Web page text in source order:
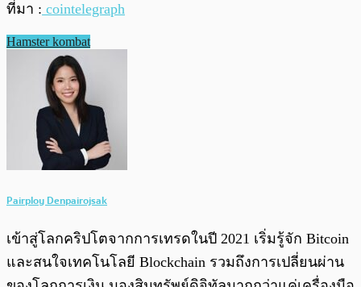
ที่มา : cointelegraph
Hamster kombat
Pairploy Denpairojsak
เข้าสู่โลกคริปโตจากการเทรดในปี 2021 เริ่มรู้จัก Bitcoin
และสนใจเทคโนโลยี Blockchain รวมถึงการเปลี่ยนผ่าน